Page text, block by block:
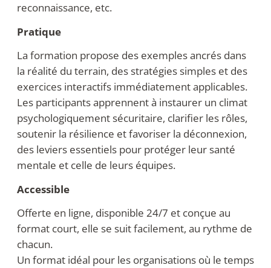
reconnaissance, etc.
Pratique
La formation propose des exemples ancrés dans
la réalité du terrain, des stratégies simples et des
exercices interactifs immédiatement applicables.
Les participants apprennent à instaurer un climat
psychologiquement sécuritaire, clarifier les rôles,
soutenir la résilience et favoriser la déconnexion,
des leviers essentiels pour protéger leur santé
mentale et celle de leurs équipes.
Accessible
Offerte en ligne, disponible 24/7 et conçue au
format court, elle se suit facilement, au rythme de
chacun.
Un format idéal pour les organisations où le temps